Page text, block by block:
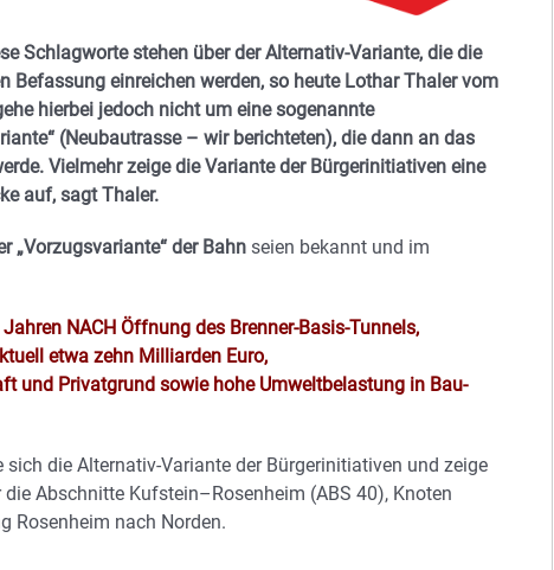
Schlagworte stehen über der Alternativ-Variante, die die
Befassung einreichen werden, so heute Lothar Thaler vom
hierbei jedoch nicht um eine sogenannte
(Neubautrasse – wir berichteten), die dann an das
Vielmehr zeige die Variante der Bürgerinitiativen eine
auf, sagt Thaler.
„Vorzugsvariante“ der Bahn seien bekannt und im
NACH Öffnung des Brenner-Basis-Tunnels,
etwa zehn Milliarden Euro,
und Privatgrund sowie hohe Umweltbelastung in Bau-
die Alternativ-Variante der Bürgerinitiativen und zeige
Abschnitte Kufstein–Rosenheim (ABS 40), Knoten
Rosenheim nach Norden.